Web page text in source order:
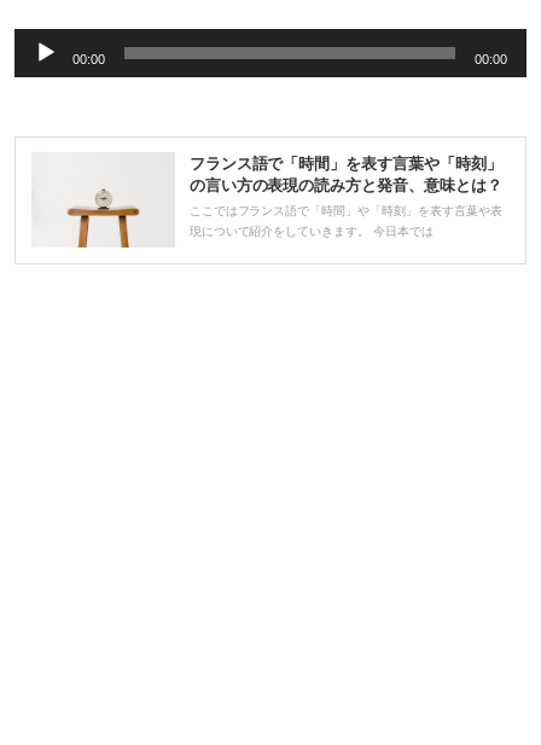
声
00:00 00:00
フランス語で「時間」を表す言葉や「時刻」
の言い方の表現の読み方と発音、意味とは？
ここではフランス語で「時間」や「時刻」を表す言葉や表
現について紹介をしていきます。 今日本では